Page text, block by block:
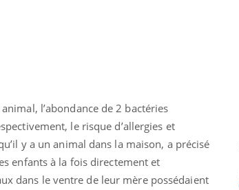
l’abondance de 2 bactéries
le risque d’allergies et
y a un animal dans la maison, a précisé
enfants à la fois directement et
dans le ventre de leur mère possédaient